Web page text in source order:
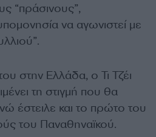
“πράσινους”,
να αγωνιστεί με
στην Ελλάδα, ο Τι Τζέι
τη στιγμή που θα
έστειλε και το πρώτο του
του Παναθηναϊκού.